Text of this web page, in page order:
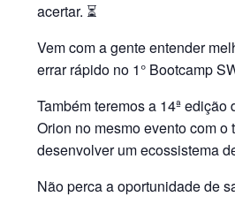
acertar. ⏳
Vem com a gente entender
errar rápido no 1° Bootcamp
Também teremos a 14ª edição
Orion no mesmo evento com o
desenvolver um ecossistema
Não perca a oportunidade de